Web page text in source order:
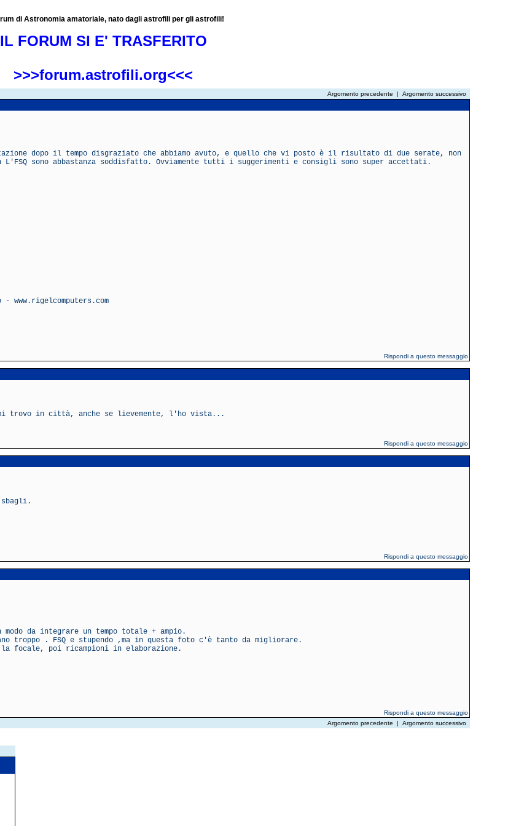
di Astronomia amatoriale, nato dagli astrofili per gli astrofili!
IL FORUM SI E' TRASFERITO
>>>forum.astrofili.org<<<
Argomento precedente | Argomento successivo
dopo il tempo disgraziato che abbiamo avuto, e quello che vi posto è il risultato di due serate, non
L'FSQ sono abbastanza soddisfatto. Ovviamente tutti i suggerimenti e consigli sono super accettati.
www.rigelcomputers.com
Rispondi a questo messaggio
trovo in città, anche se lievemente, l'ho vista...
Rispondi a questo messaggio
sbagli.
Rispondi a questo messaggio
da integrare un tempo totale + ampio.
troppo . FSQ e stupendo ,ma in questa foto c'è tanto da migliorare.
focale, poi ricampioni in elaborazione.
Rispondi a questo messaggio
Argomento precedente | Argomento successivo